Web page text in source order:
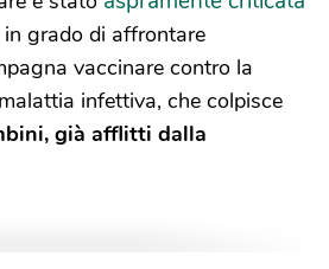
grado di affrontare
vaccinare contro la
infettiva, che colpisce
già afflitti dalla